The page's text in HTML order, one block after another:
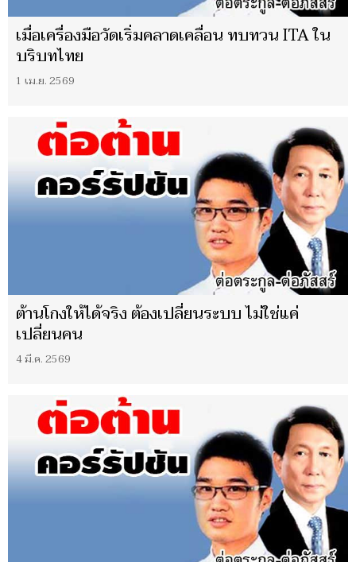
เมื่อเครื่องมือวัดเริ่มคลาดเคลื่อน ทบทวน ITA ใน
บริบทไทย
1 เม.ย. 2569
ต้านโกงให้ได้จริง ต้องเปลี่ยนระบบ ไม่ใช่แค่
เปลี่ยนคน
4 มี.ค. 2569